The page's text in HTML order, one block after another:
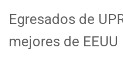
Egresados de
mejores de EEUU